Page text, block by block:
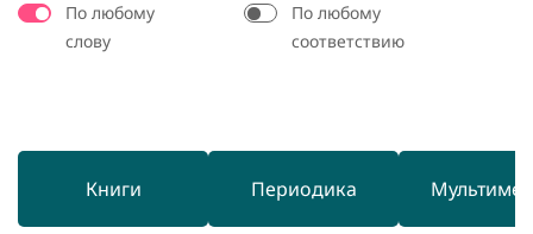
По любому
слову
По любому
соответствию
Книги Периодика